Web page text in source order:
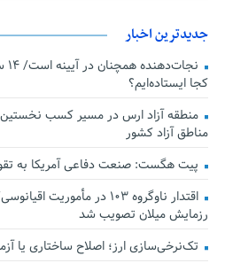
جدیدترین اخبار
کجا ایستاده‌ایم؟
منطقه آزاد ارس در مسیر کسب
مناطق آزاد کشور
پیت هگست: صنعت دفاعی آمریکا به
رزمایش میلان تصویب شد
تک‌نرخی‌سازی ارز؛ اصلاح ساختاری یا